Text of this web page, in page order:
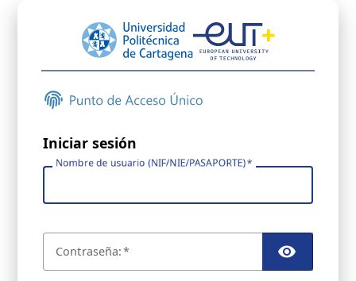
Iniciar sesión
Nombre de usuario (NIF/NIE/PASAPORTE)
Contraseña: